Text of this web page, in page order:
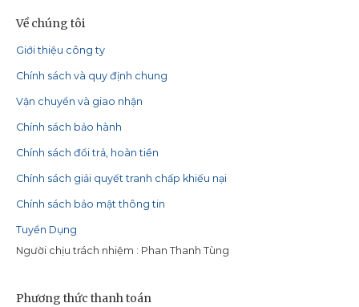
Về chúng tôi
Giới thiệu công ty
Chính sách và quy định chung
Vận chuyển và giao nhận
Chính sách bảo hành
Chính sách đổi trả, hoàn tiền
Chính sách giải quyết tranh chấp khiếu nại
Chính sách bảo mật thông tin
Tuyển Dụng
Người chịu trách nhiệm : Phan Thanh Tùng
Phương thức thanh toán